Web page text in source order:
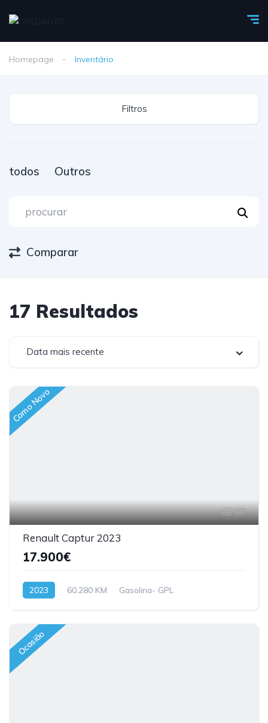
Homepage Inventário
Filtros
todos Outros
Comparar
17 Resultados
Data mais recente
Como Novo
37
Renault Captur 2023
17.900€
2023 60.280 KM Gasolina- GPL
Ocasião